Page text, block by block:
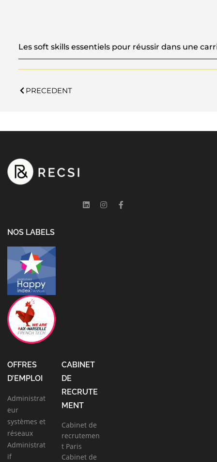
Les soft skills essentiels pour réussir dans une
PRECEDENT
NOS LABELS
OFFRES
D’EMPLOI
Administrat
eur
systèmes et
réseaux
Administrat
if
CABINET
DE
RECRUTE
MENT
Cabinet de
recrutemen
t Paris
Cabinet de